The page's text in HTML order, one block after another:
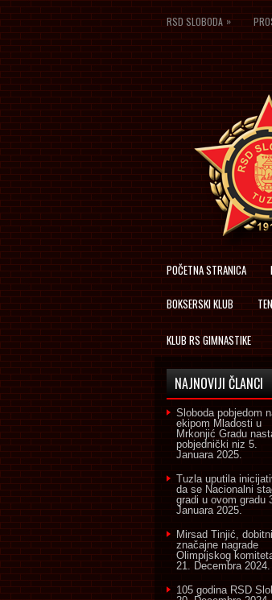
RSD SLOBODA »
POČETNA STRANICA
BOKSERSKI KLUB
KLUB RS GIMNASTIKE
NAJNOVIJI ČLANCI
Sloboda pobjedom
ekipom Mladosti u
Mrkonjić Gradu
pobjednički niz 5.
Januara 2025.
Tuzla uputila
da se Nacionalni
gradi u ovom gradu
Januara 2025.
Mirsad Tinjić,
značajne nagrade
Olimpijskog
21. Decembra 2024.
105 godina RSD